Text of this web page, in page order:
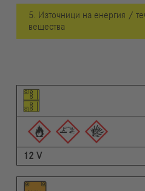
5. Източници на енергия /
вещества
Пиктограма на елемента
Пиктограми на
Описание
12 V